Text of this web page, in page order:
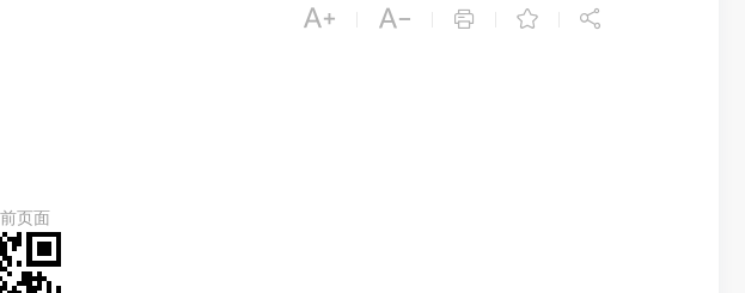
    
页面